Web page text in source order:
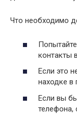
Что необходимо
контакты
Если это
находке в
Если вы